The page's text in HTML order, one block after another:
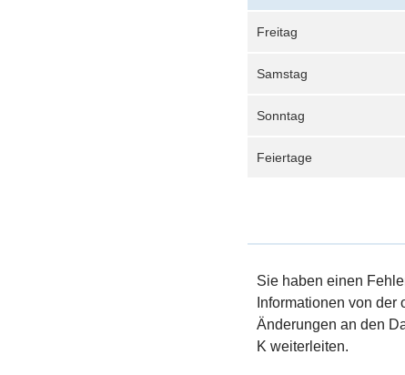
Freitag
Samstag
Sonntag
Feiertage
Sie haben einen
Informationen von
Änderungen an den
K weiterleiten.